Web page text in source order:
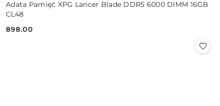
Adata Pamięć XPG Lancer Blade DDR5 6000 DIMM 16GB
CL48
Cena:
898.00